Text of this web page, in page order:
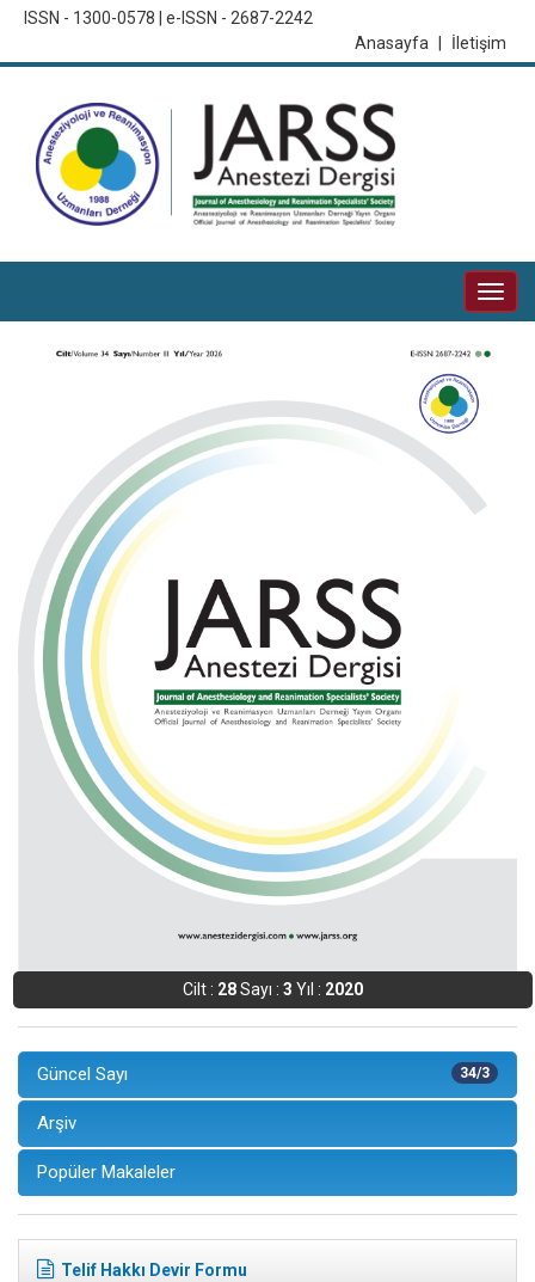
ISSN - 1300-0578 | e-ISSN - 2687-2242
İletişim
Anasayfa
Cilt : 28Sayı : 3 Yıl : 2020
34/3
Güncel Sayı
Arşiv
Popüler Makaleler
Telif Hakkı Devir Formu